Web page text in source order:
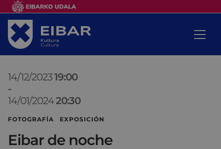
14/12/202319:00
-
14/01/202420:30
FOTOGRAFÍA EXPOSICIÓN
Eibar de noche